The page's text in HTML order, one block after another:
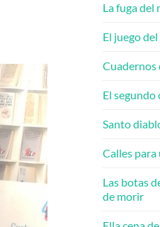
La fuga del
El juego
Cuadernos
El segundo
Santo
Calles para
Las botas
de morir